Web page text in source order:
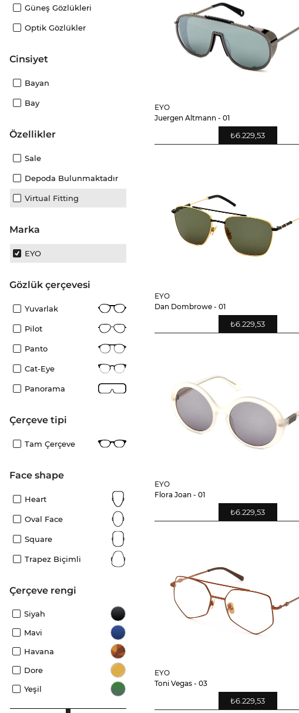
Güneş Gözlükleri
Optik Gözlükler
Cinsiyet
Bayan
Bay
Özellikler
Sale
Depoda Bulunmaktadır
Virtual Fitting
Marka
EYO
gözlük çerçevesi
Yuvarlak
Pilot
Panto
Cat-Eye
Panorama
çerçeve tipi
Tam Çerçeve
Face shape
Heart
Oval Face
Square
Trapez Biçimli
çerçeve rengi
Siyah
Mavi
Havana
Dore
Yeşil
EYO
Juergen Altmann - 01
₺6.229,53
EYO
Dan Dombrowe - 01
₺6.229,53
EYO
Flora Joan - 01
₺6.229,53
EYO
Toni Vegas - 03
₺6.229,53